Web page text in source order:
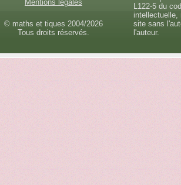
Mentions légales
© maths et tiques 2004/2026
Tous droits réservés.
L122-5 du
intellectuelle,
site sans
l'auteur.